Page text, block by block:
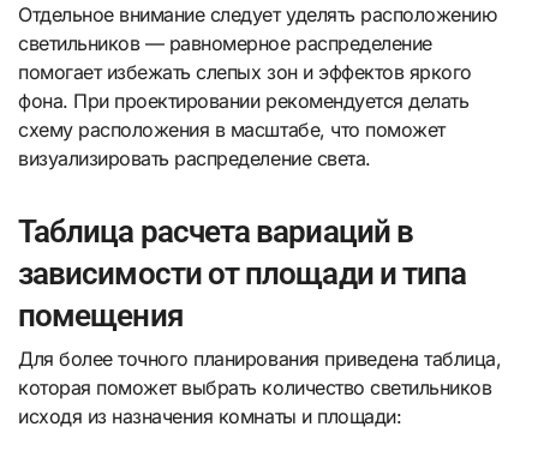
Отдельное внимание следует уделять расположению
светильников — равномерное распределение
помогает избежать слепых зон и эффектов яркого
фона. При проектировании рекомендуется делать
схему расположения в масштабе, что поможет
визуализировать распределение света.
Таблица расчета вариаций в
зависимости от площади и типа
помещения
Для более точного планирования приведена таблица,
которая поможет выбрать количество светильников
исходя из назначения комнаты и площади: